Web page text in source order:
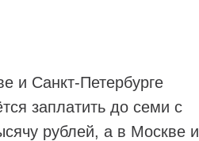
и Санкт-Петербурге
заплатить до семи с
рублей, а в Москве и